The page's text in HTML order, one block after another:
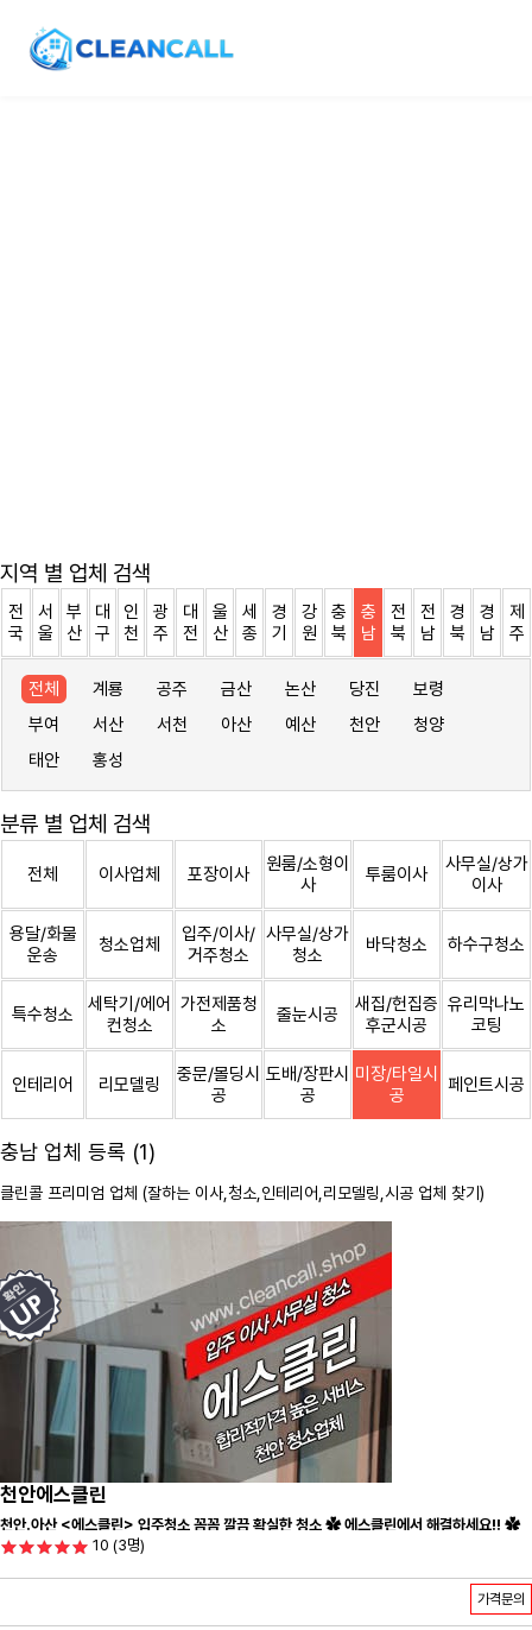
지역 별 업체 검색
전
국
서
울
부
산
대
구
인
천
광
주
대
전
울
산
세
종
경
기
강
원
충
북
충
남
전
북
전
남
경
북
경
남
제
주
전체 계룡 공주 금산 논산 당진
보령
부여
서산 서천 아산 예산 천안
청양
태안
홍성
분류 별 업체 검색
전체 이사업체 포장이사
원룸/소형이
사
투룸이사
사무실/상가
이사
용달/화물
운송
청소업체
입주/이사/
거주청소
사무실/상가
청소
바닥청소 하수구청소
특수청소
세탁기/에어
컨청소
가전제품청
소
줄눈시공
새집/헌집증
후군시공
유리막나노
코팅
인테리어 리모델링
중문/몰딩시
공
도배/장판시
공
미장/타일시
공
페인트시공
충남 업체 등록 (1)
클린콜 프리미엄 업체 (잘하는 이사, 청소 ,인테리어,리모델링,시공 업체 찾기)
천안에스클린
천안.아산 <에스클린> 입주청소 꼼꼼 깔끔 확실한 청소 ✿ 에스클린에서 해결하세요!! ✿
10 (3명)
가격문의